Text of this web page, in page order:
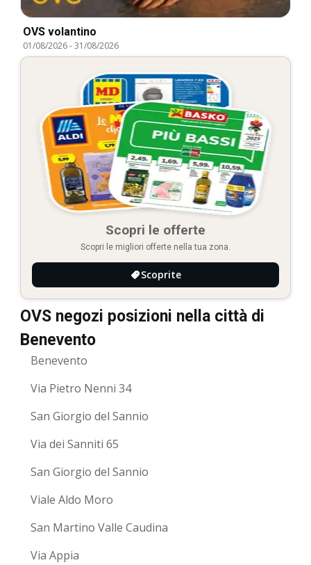
OVS volantino
01/08/2026-31/08/2026
Scopri le offerte
Scopri le migliori offerte nella tua zona.
Scoprite
OVS negozi posizioni nella città di
Benevento
Benevento
Via Pietro Nenni 34
San Giorgio del Sannio
Via dei Sanniti 65
San Giorgio del Sannio
Viale Aldo Moro
San Martino Valle Caudina
Via Appia